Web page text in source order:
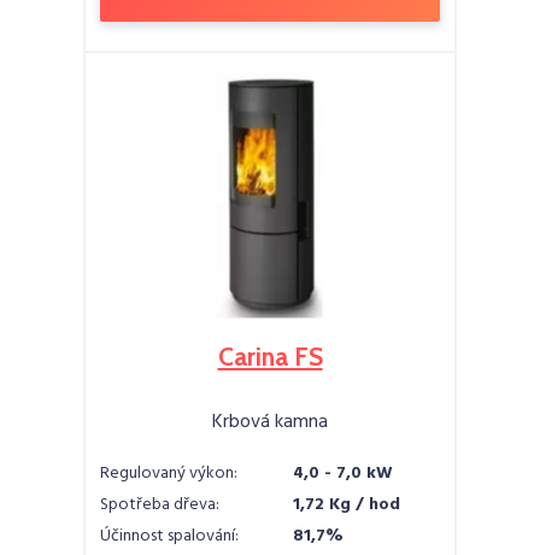
Carina FS
Krbová kamna
Regulovaný výkon:
4,0 - 7,0 kW
Spotřeba dřeva:
1,72 Kg / hod
Účinnost spalování:
81,7%